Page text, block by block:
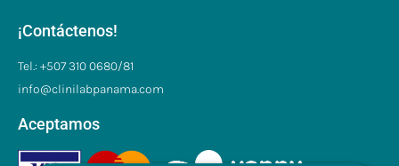
¡Contáctenos!
Tel.: +507 310 0680/81
info@clinilabpanama.com
Aceptamos